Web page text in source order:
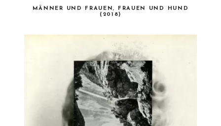
MÄNNER UND FRAUEN, FRAUEN UND HUND
(2018)